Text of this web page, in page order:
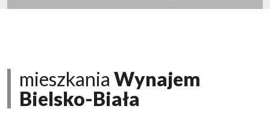
mieszkania Wynajem
Bielsko-Biała